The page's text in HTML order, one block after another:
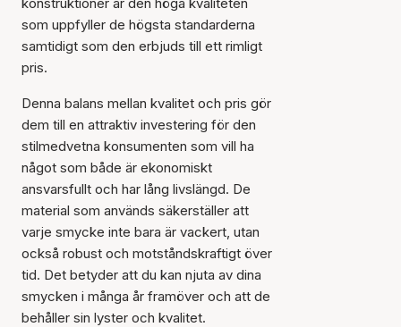
som uppfyller de högsta standarderna
samtidigt som den erbjuds till ett rimligt
pris.
Denna balans mellan kvalitet och pris gör
dem till en attraktiv investering för den
stilmedvetna konsumenten som vill ha
något som både är ekonomiskt
ansvarsfullt och har lång livslängd. De
material som används säkerställer att
varje smycke inte bara är vackert, utan
också robust och motståndskraftigt över
tid. Det betyder att du kan njuta av dina
smycken i många år framöver och att de
behåller sin lyster och kvalitet.